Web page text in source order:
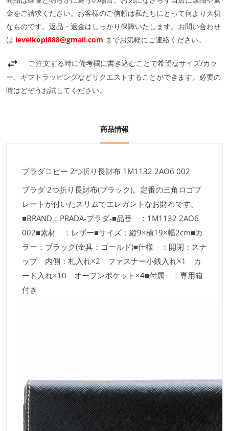
金をご請求ください。お客様のご信頼は私たちにとって何より大切
なものです。返品・返金はしっかり保障いたします。お問い合わせ
は levelkopi888@gmail.com までお気軽にご連絡ください。
ご注文する時に備考欄に書き込むことで希望なサイズ/カラ
ー、ギフトラッピングなどリクエストすることができます。必要の
時はどぞうお試してください。
商品情報
プラダコピー 2つ折り長財布 1M1132 2AO6 002
プラダ 2つ折り長財布(ブラック)。定番の三角ロゴプ
レートが付いたスリムでエレガントなお財布です。
■BRAND：PRADA-プラダ-■品番 ：1M1132 2AO6
002■素材 ：レザー■サイズ：縦9×横19×幅2cm■カ
ラー：ブラック(金具：ゴールド)■仕様 ：開閉：スナ
ップ 内側：札入れ×2 ファスナー小銭入れ×1 カ
ード入れ×10 オープンポケット×4■付属 ：専用箱
付き